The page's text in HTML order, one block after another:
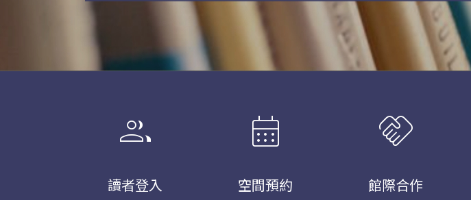
group
讀者登入
calendar_month
空間預約
handshake
館際合作